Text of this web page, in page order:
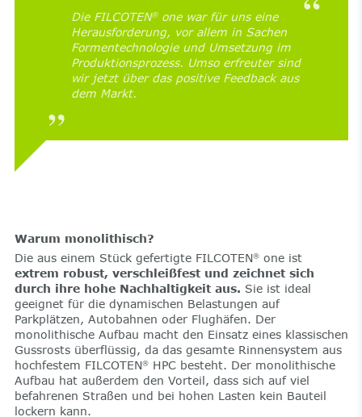
Die FILCOTEN®one war für uns eine
Herausforderung, vor allem in Sachen
Formentechnologie und Umsetzung im
Produktionsprozess. Umso erfreuter sind
wir jetzt über das positive Feedback aus
dem Markt.
Warum monolithisch?
Die aus einem Stück gefertigte FILCOTEN®one ist
extrem robust, verschleißfest und zeichnet sich
durch ihre hohe Nachhaltigkeit aus. Sie ist ideal
geeignet für die dynamischen Belastungen auf
Parkplätzen, Autobahnen oder Flughäfen. Der
monolithische Aufbau macht den Einsatz eines klassischen
Gussrosts überflüssig, da das gesamte Rinnensystem aus
hochfestem FILCOTEN®HPC besteht. Der monolithische
Aufbau hat außerdem den Vorteil, dass sich auf viel
befahrenen Straßen und bei hohen Lasten kein Bauteil
lockern kann.